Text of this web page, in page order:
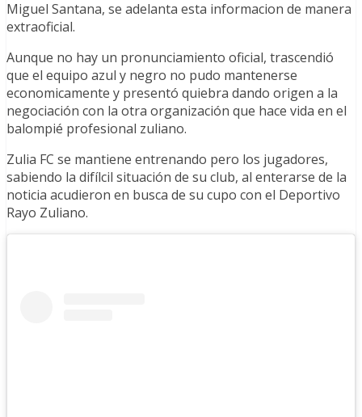
Miguel Santana, se adelanta esta informacion de manera
extraoficial.
Aunque no hay un pronunciamiento oficial, trascendió
que el equipo azul y negro no pudo mantenerse
economicamente y presentó quiebra dando origen a la
negociación con la otra organización que hace vida en el
balompié profesional zuliano.
Zulia FC se mantiene entrenando pero los jugadores,
sabiendo la difílcil situación de su club, al enterarse de la
noticia acudieron en busca de su cupo con el Deportivo
Rayo Zuliano.